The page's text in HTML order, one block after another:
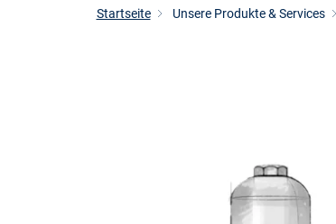
Startseite Unsere Produkte & Services